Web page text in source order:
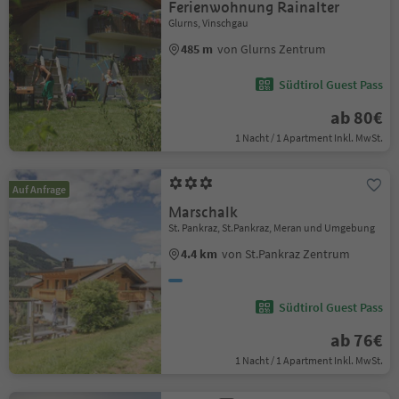
Ferienwohnung Rainalter
Glurns, Vinschgau
485 m von Glurns Zentrum
Südtirol Guest Pass
ab 80€
1 Nacht / 1 Apartment Inkl. MwSt.
Auf Anfrage
Marschalk
St. Pankraz, St.Pankraz, Meran und Umgebung
4.4 km von St.Pankraz Zentrum
Südtirol Guest Pass
ab 76€
1 Nacht / 1 Apartment Inkl. MwSt.